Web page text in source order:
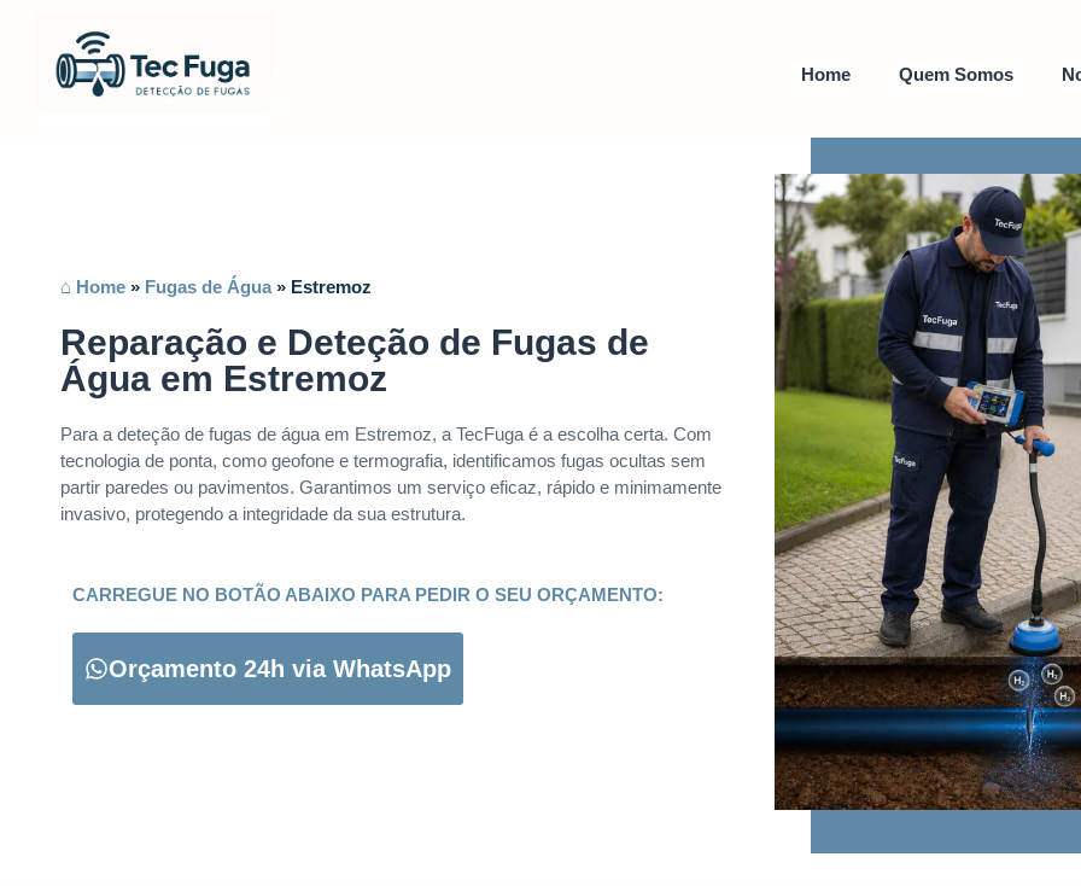
Home Quem Somos
⌂ Home » Fugas de Água» Estremoz
Reparação e Deteção de Fugas de
Água em Estremoz
Para a deteção de fugas de água em Estremoz, a TecFuga é a escolha certa. Com
tecnologia de ponta, como geofone e termografia, identificamos fugas ocultas sem
partir paredes ou pavimentos. Garantimos um serviço eficaz, rápido e minimamente
invasivo, protegendo a integridade da sua estrutura.
CARREGUE NO BOTÃO ABAIXO PARA PEDIR O SEU ORÇAMENTO:
Orçamento 24h via WhatsApp